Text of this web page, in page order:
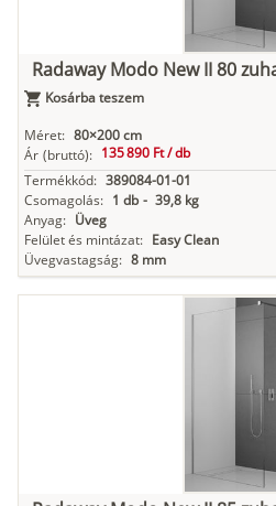
Radaway Modo New II 80
Kosárba teszem
Méret: 80×200 cm
Ár (bruttó): 135 890 Ft /db
Termékkód: 389084-01-01
Csomagolás: 1 db - 39,8 kg
Anyag: Üveg
Felület és mintázat: Easy Clean
Üvegvastagság: 8 mm